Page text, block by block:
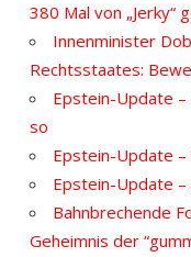
380 Mal von „Jerky“
Innenminister
Rechtsstaates:
Epstein-Update
so
Epstein-Update –
Epstein-Update –
Bahnbrechende
Geheimnis der